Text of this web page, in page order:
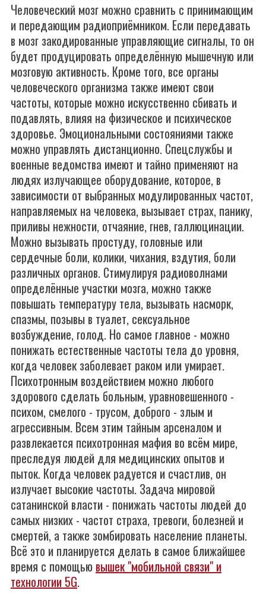
Человеческий мозг можно сравнить с принимающим
и передающим радиоприёмником. Если передавать
в мозг закодированные управляющие сигналы, то он
будет продуцировать определённую мышечную или
мозговую активность. Кроме того, все органы
человеческого организма также имеют свои
частоты, которые можно искусственно сбивать и
подавлять, влияя на физическое и психическое
здоровье. Эмоциональными состояниями также
можно управлять дистанционно. Спецслужбы и
военные ведомства имеют и тайно применяют на
людях излучающее оборудование, которое, в
зависимости от выбранных модулированных частот,
направляемых на человека, вызывает страх, панику,
приливы нежности, отчаяние, гнев, галлюцинации.
Можно вызывать простуду, головные или
сердечные боли, колики, чихания, вздутия, боли
различных органов. Стимулируя радиоволнами
определённые участки мозга, можно также
повышать температуру тела, вызывать насморк,
спазмы, позывы в туалет, сексуальное
возбуждение, голод. Но самое главное - можно
понижать естественные частоты тела до уровня,
когда человек заболевает раком или умирает.
Психотронным воздействием можно любого
здорового сделать больным, уравновешенного -
психом, смелого - трусом, доброго - злым и
агрессивным. Всем этим тайным арсеналом и
развлекается психотронная мафия во всём мире,
преследуя людей для медицинских опытов и
пыток. Когда человек радуется и счастлив, он
излучает высокие частоты. Задача мировой
сатанинской власти - понижать частоты людей до
самых низких - частот страха, тревоги, болезней и
смертей, а также зомбировать население планеты.
Всё это и планируется делать в самое ближайшее
время с помощью вышек "мобильной связи" и
технологии 5G.